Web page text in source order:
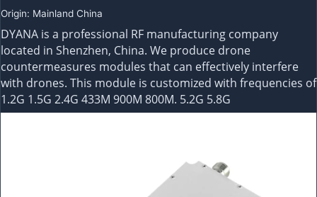
Menge
Origin: Mainland China
DYANA is a professional RF manufacturing company
located in Shenzhen, China. We produce drone
countermeasures modules that can effectively interfere
with drones. This module is customized with frequencies of
1.2G 1.5G 2.4G 433M 900M 800M. 5.2G 5.8G